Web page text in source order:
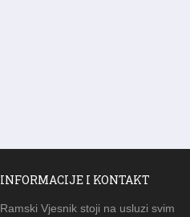
INFORMACIJE I KONTAKT
Ramski Vjesnik stoji na usluzi svim